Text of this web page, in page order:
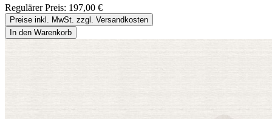
Regulärer Preis: 197,00 €
Preise inkl. MwSt. zzgl. Versandkosten
In den Warenkorb